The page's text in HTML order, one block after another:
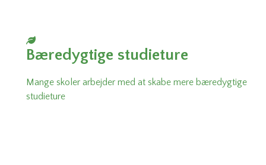
Bæredygtige studieture
Mange skoler arbejder med at skabe mere bæredygtige
studieture